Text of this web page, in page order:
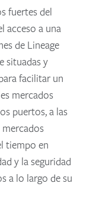
fuertes del
acceso a una
de Lineage
situadas y
facilitar un
mercados
puertos, a las
tiempo en
y la seguridad
a lo largo de su